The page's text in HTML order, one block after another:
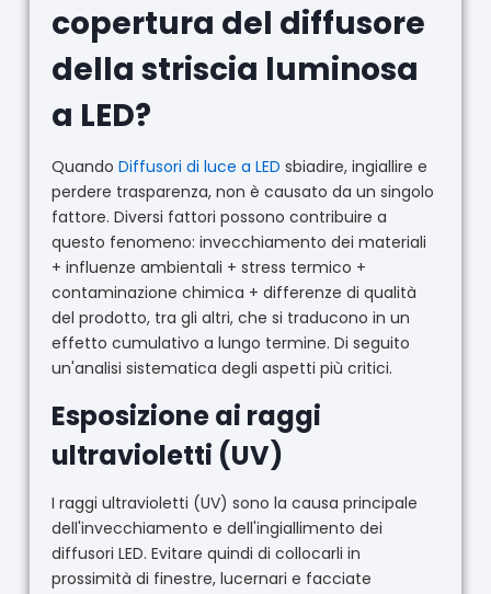
copertura del diffusore
della striscia luminosa
a LED?
Quando Diffusori di luce a LED sbiadire, ingiallire e
perdere trasparenza, non è causato da un singolo
fattore. Diversi fattori possono contribuire a
questo fenomeno: invecchiamento dei materiali
+ influenze ambientali + stress termico +
contaminazione chimica + differenze di qualità
del prodotto, tra gli altri, che si traducono in un
effetto cumulativo a lungo termine. Di seguito
un'analisi sistematica degli aspetti più critici.
Esposizione ai raggi
ultravioletti (UV)
I raggi ultravioletti (UV) sono la causa principale
dell'invecchiamento e dell'ingiallimento dei
diffusori LED. Evitare quindi di collocarli in
prossimità di finestre, lucernari e facciate